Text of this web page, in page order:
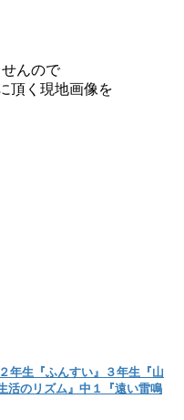
んので
頂く現地画像を
年生『ふんすい』３年生『山
活のリズム』中１『遠い雷鳴